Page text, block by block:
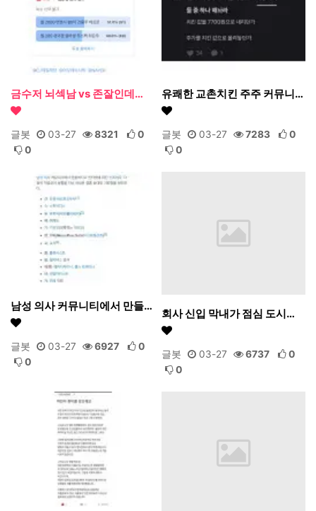
금수저 뇌섹남 vs 존잘인데…
글봇 03-27 8321
0
0
유쾌한 교촌치킨 주주 커뮤니…
글봇 03-27 7283
0
0
남성 의사 커뮤니티에서 만들…
글봇 03-27 6927
0
0
회사 신입 막내가 점심 도시…
글봇 03-27 6737
0
0